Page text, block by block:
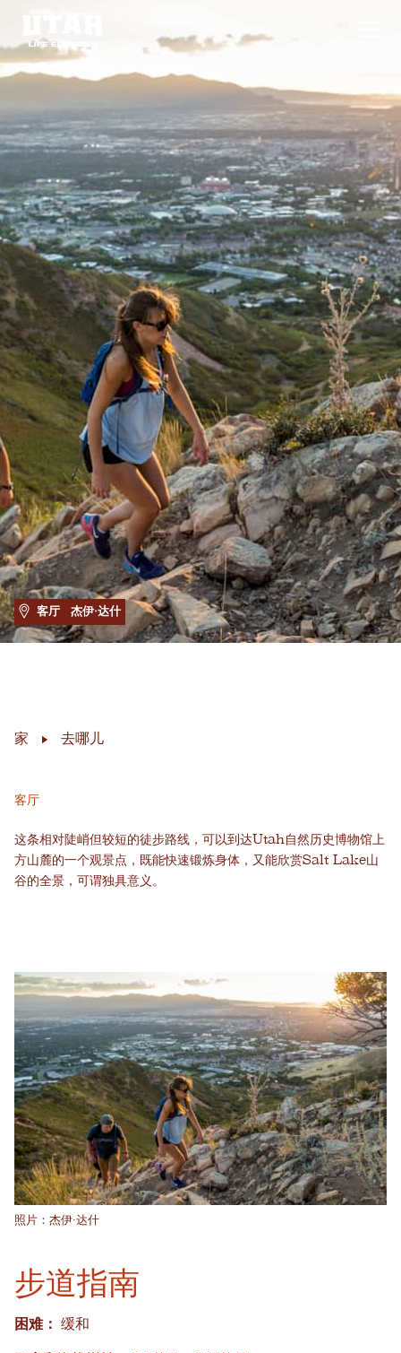
Skip to content
客厅 杰伊·达什
家 去哪儿
客厅
这条相对陡峭但较短的徒步路线，可以到达Utah自然历史博物馆上
方山麓的一个观景点，既能快速锻炼身体，又能欣赏Salt Lake山
谷的全景，可谓独具意义。
照片：杰伊·达什
步道指南
困难： 缓和